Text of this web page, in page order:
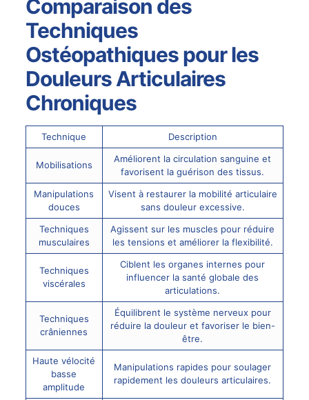
Comparaison des
Techniques
Ostéopathiques pour les
Douleurs Articulaires
Chroniques
Technique Description
Mobilisations
Améliorent la circulation sanguine et
favorisent la guérison des tissus.
Manipulations
douces
Visent à restaurer la mobilité articulaire
sans douleur excessive.
Techniques
musculaires
Agissent sur les muscles pour réduire
les tensions et améliorer la flexibilité.
Techniques
viscérales
Ciblent les organes internes pour
influencer la santé globale des
articulations.
Techniques
crâniennes
Équilibrent le système nerveux pour
réduire la douleur et favoriser le bien-
être.
Haute vélocité
basse
amplitude
Manipulations rapides pour soulager
rapidement les douleurs articulaires.